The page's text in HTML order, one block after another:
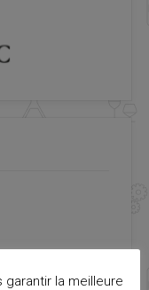
la meilleure